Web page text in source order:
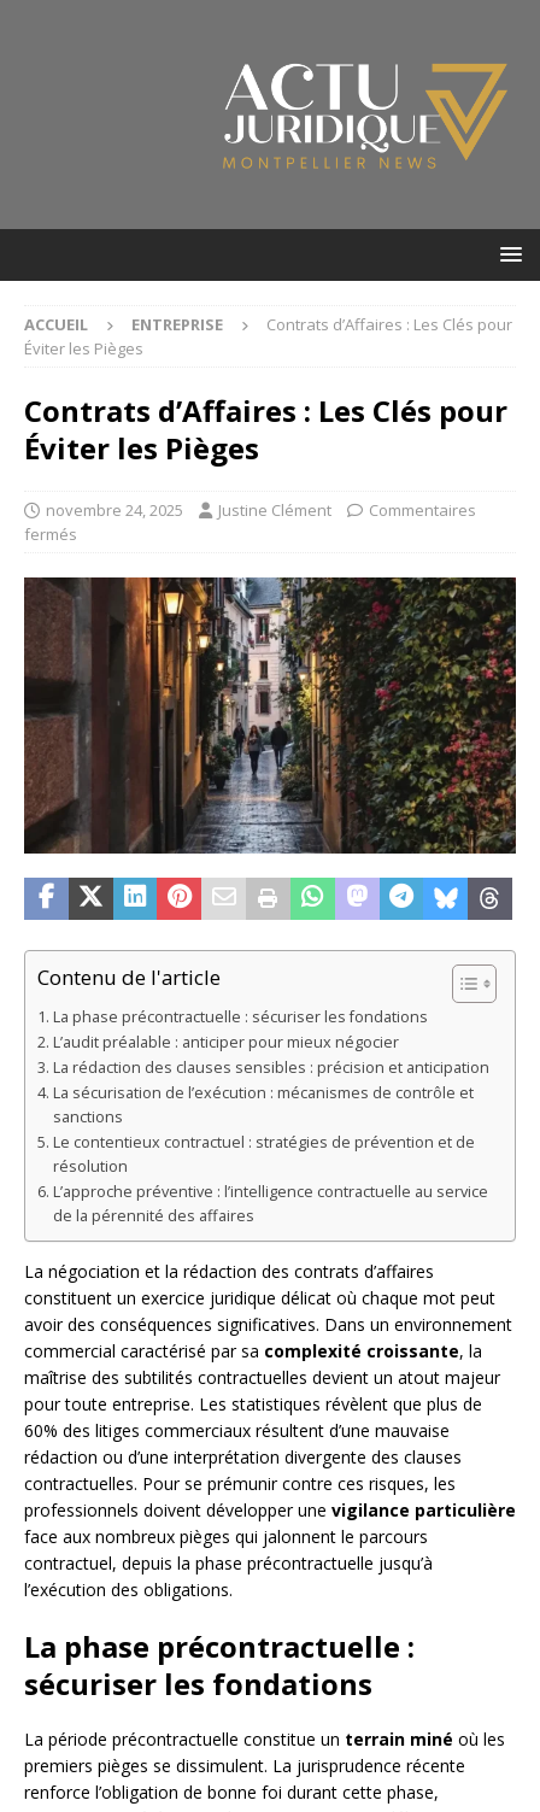
ACCUEIL ENTREPRISE
Contrats d’Affaires : Les Clés pour
Éviter les Pièges
Contrats d’Affaires : Les Clés pour
Éviter les Pièges
novembre 24, 2025 Justine Clément
Commentaires
fermés
Contenu de l'article
La phase précontractuelle : sécuriser les fondations
L’audit préalable : anticiper pour mieux négocier
La rédaction des clauses sensibles : précision et anticipation
La sécurisation de l’exécution : mécanismes de contrôle et
sanctions
Le contentieux contractuel : stratégies de prévention et de
résolution
L’approche préventive : l’intelligence contractuelle au service
de la pérennité des affaires
La négociation et la rédaction des contrats d’affaires
constituent un exercice juridique délicat où chaque mot peut
avoir des conséquences significatives. Dans un environnement
commercial caractérisé par sa complexité croissante, la
maîtrise des subtilités contractuelles devient un atout majeur
pour toute entreprise. Les statistiques révèlent que plus de
60% des litiges commerciaux résultent d’une mauvaise
rédaction ou d’une interprétation divergente des clauses
contractuelles. Pour se prémunir contre ces risques, les
professionnels doivent développer une vigilance particulière
face aux nombreux pièges qui jalonnent le parcours
contractuel, depuis la phase précontractuelle jusqu’à
l’exécution des obligations.
La phase précontractuelle :
sécuriser les fondations
La période précontractuelle constitue un terrain miné où les
premiers pièges se dissimulent. La jurisprudence récente
renforce l’obligation de bonne foi durant cette phase,